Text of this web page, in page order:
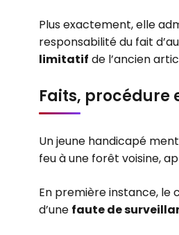
Plus exactement, elle
responsabilité du fait
limitatif de l’ancien
Faits, procédure
Un jeune handicapé
feu à une forêt voisine,
En première instance,
d’une faute de